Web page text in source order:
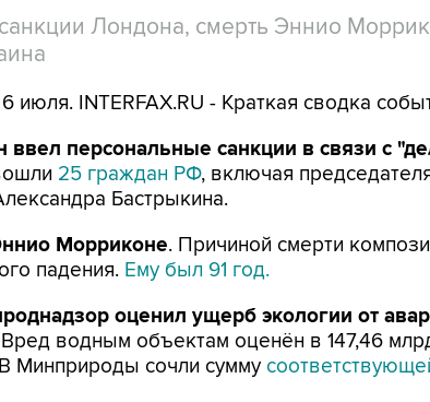
Лондона, смерть Эннио
июля. INTERFAX.RU - Краткая сводка
ввел персональные санкции в связи с
25 граждан РФ, включая
Бастрыкина.
Морриконе. Причиной смерти
падения. Ему был 91 год.
оценил ущерб экологии от
водным объектам оценён в 147,46
Минприроды сочли сумму